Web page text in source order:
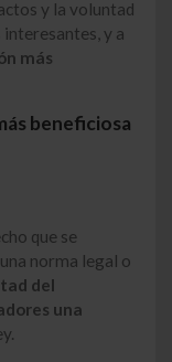
y la voluntad
interesantes, y a
más
beneficiosa
que se
norma legal o
del
una